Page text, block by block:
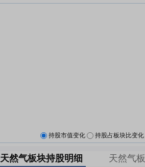
持股市值变化 持股占板块比变化
天然气板块持股明细 天然气